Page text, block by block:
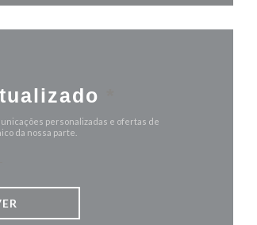
personalizadas e ofertas de
da nossa parte.